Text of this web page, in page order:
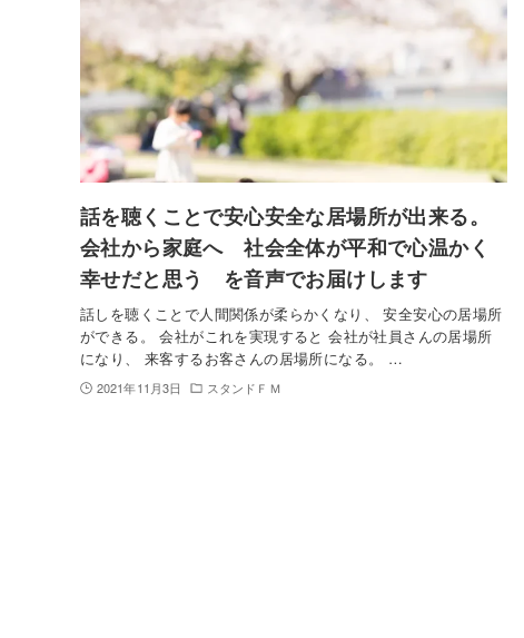
話を聴くことで安心安全な居場所が出来る。
会社から家庭へ 社会全体が平和で心温かく
幸せだと思う を音声でお届けします
話しを聴くことで人間関係が柔らかくなり、 安全安心の居場所
ができる。 会社がこれを実現すると 会社が社員さんの居場所
になり、 来客するお客さんの居場所になる。 …
2021年11月3日 スタンドＦＭ